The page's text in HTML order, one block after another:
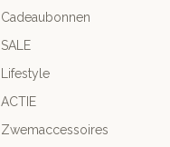
Cadeaubonnen
SALE
Lifestyle
ACTIE
Zwemaccessoires